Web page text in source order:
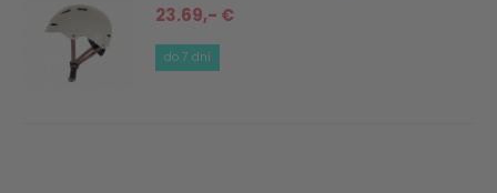
23.69,- €
do 7 dní